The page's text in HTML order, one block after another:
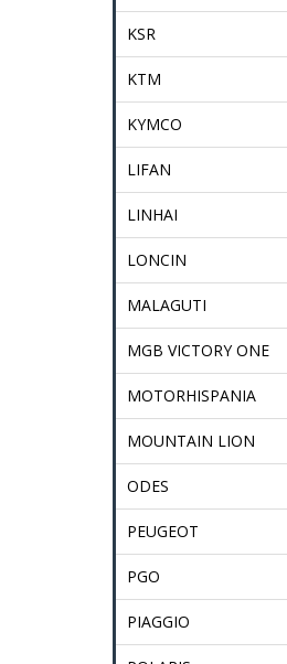
KSR
KTM
KYMCO
LIFAN
LINHAI
LONCIN
MALAGUTI
MGB VICTORY ONE
MOTORHISPANIA
MOUNTAIN LION
ODES
PEUGEOT
PGO
PIAGGIO